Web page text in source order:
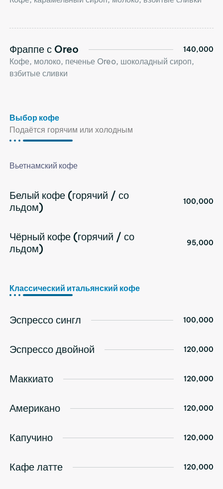
Фраппе с Oreo 140,000
Кофе, молоко, печенье Oreo, шоколадный сироп,
взбитые сливки
Выбор кофе
Подаётся горячим или холодным
Вьетнамский кофе
Белый кофе (горячий / со
льдом)
100,000
Чёрный кофе (горячий / со
льдом)
95,000
Классический итальянский кофе
Эспрессо сингл 100,000
Эспрессо двойной 120,000
Маккиато 120,000
Американо 120,000
Капучино 120,000
Кафе латте 120,000